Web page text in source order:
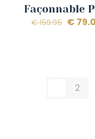
Façonnable
€159.95 €
2